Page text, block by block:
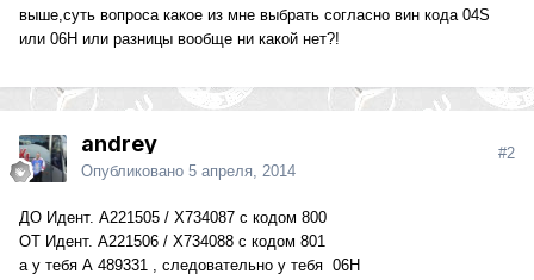
выше,суть вопроса какое из мне выбрать согласно вин кода 04S
или 06H или разницы вообще ни какой нет?!
andrey
Опубликовано 5 апреля, 2014
#2
ДО Идент. A221505 / X734087 с кодом 800
ОТ Идент. A221506 / X734088 с кодом 801
а у тебя А 489331 , следовательно у тебя 06H